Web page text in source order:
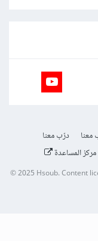
معنا
درّب معنا
مركز المساعدة
© 2025 Hsoub.Content